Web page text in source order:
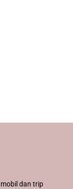
dan trip